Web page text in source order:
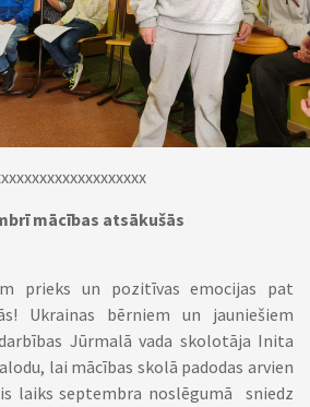
mācības atsākušās
prieks un pozitīvas emocijas pat
Ukrainas bērniem un jauniešiem
Jūrmalā vada skolotāja Inita
lai mācības skolā padodas arvien
laiks septembra noslēgumā sniedz